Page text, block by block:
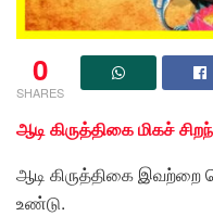
0
SHARES
ஆடி கிருத்திகை மிகச்
ஆடி கிருத்திகை இவற்றை
உண்டு.